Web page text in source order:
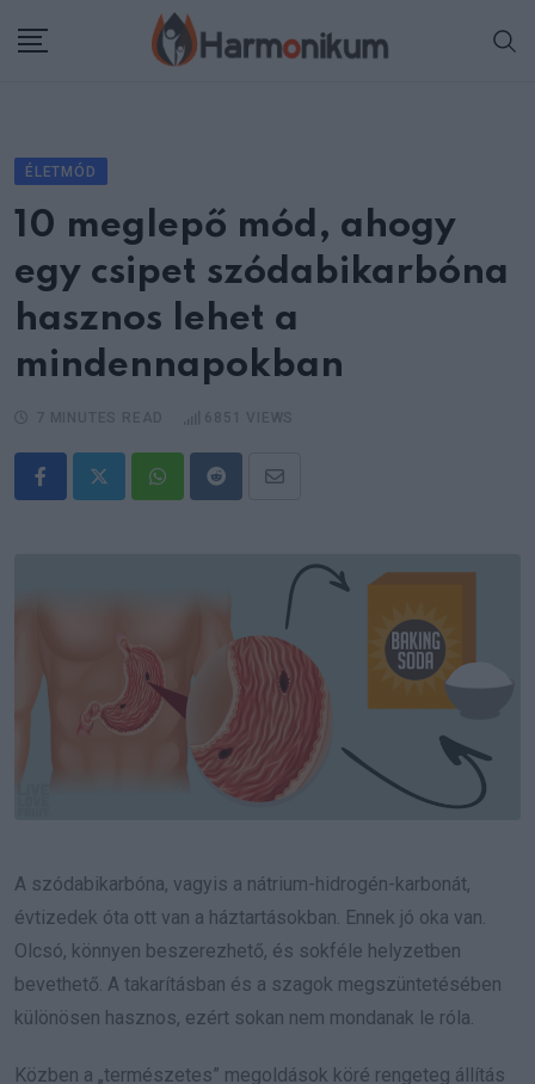
ÉLETMÓD
10 meglepő mód, ahogy
egy csipet szódabikarbóna
hasznos lehet a
mindennapokban
WhatsappRedditShare
A szódabikarbóna, vagyis a nátrium-hidrogén-karbonát,
évtizedek óta ott van a háztartásokban. Ennek jó oka van.
Olcsó, könnyen beszerezhető, és sokféle helyzetben
bevethető. A takarításban és a szagok megszüntetésében
különösen hasznos, ezért sokan nem mondanak le róla.
Közben a „természetes” megoldások köré rengeteg állítás